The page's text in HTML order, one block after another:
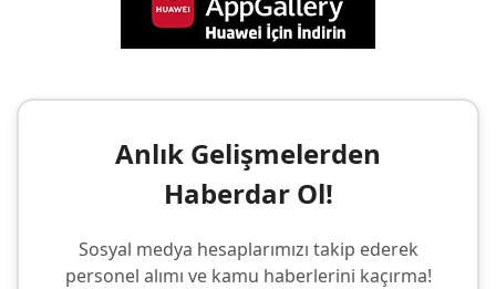
Anlık Gelişmelerden
Haberdar Ol!
Sosyal medya hesaplarımızı takip ederek
personel alımı ve kamu haberlerini kaçırma!